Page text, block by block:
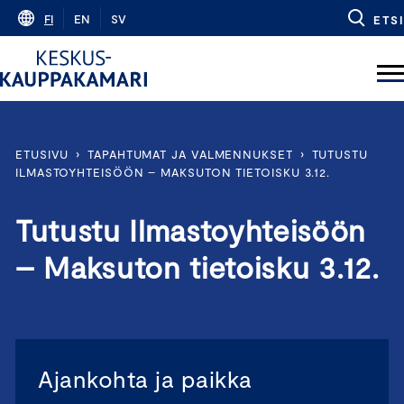
Skip
content
FI EN SV ETSI
ETUSIVU › TAPAHTUMAT JA VALMENNUKSET › TUTUSTU
ILMASTOYHTEISÖÖN – MAKSUTON TIETOISKU 3.12.
Tutustu Ilmastoyhteisöön
– Maksuton tietoisku 3.12.
Ajankohta ja paikka